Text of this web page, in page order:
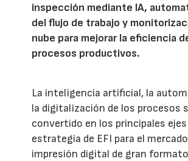
inspección mediante IA,
del flujo de trabajo y
nube para mejorar la eficiencia
procesos productivos.
La inteligencia artificial, la
la digitalización de los procesos
convertido en los principales ejes
estrategia de EFI para el
impresión digital de gran